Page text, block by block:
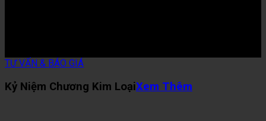
TƯ VẤN & BÁO GIÁ
Kỷ Niệm Chương Kim LoạiXem Thêm